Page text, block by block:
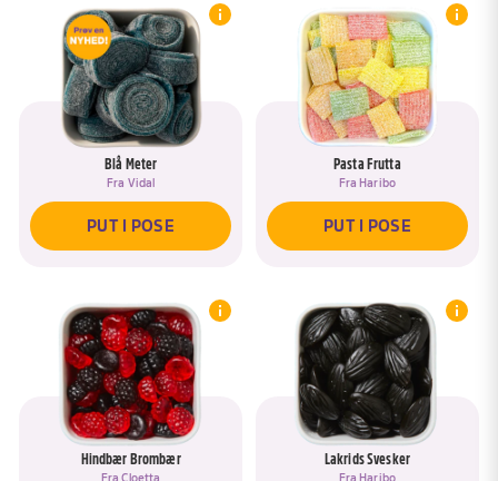
Blå Meter
Fra Vidal
PUT I POSE
Pasta Frutta
Fra Haribo
PUT I POSE
Hindbær Brombær
FraCloetta
Lakrids Svesker
Fra Haribo